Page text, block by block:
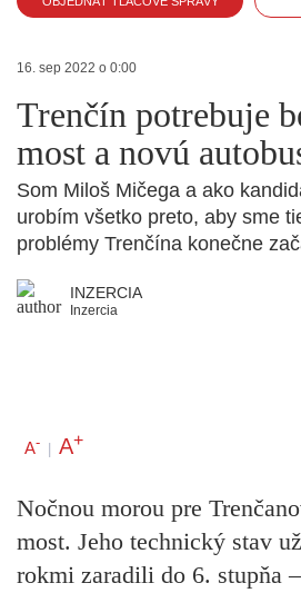
16. sep 2022 o 0:00
Trenčín potrebuje
most a novú
Som Miloš Mičega a ako
urobím všetko preto, aby sme
problémy Trenčína konečne
INZERCIA
Inzercia
A- | A+
Nočnou morou pre
most. Jeho technický stav
rokmi zaradili do 6. stupňa